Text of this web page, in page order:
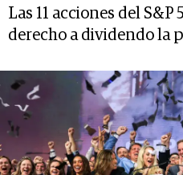
Las 11 acciones del
derecho a dividendo la